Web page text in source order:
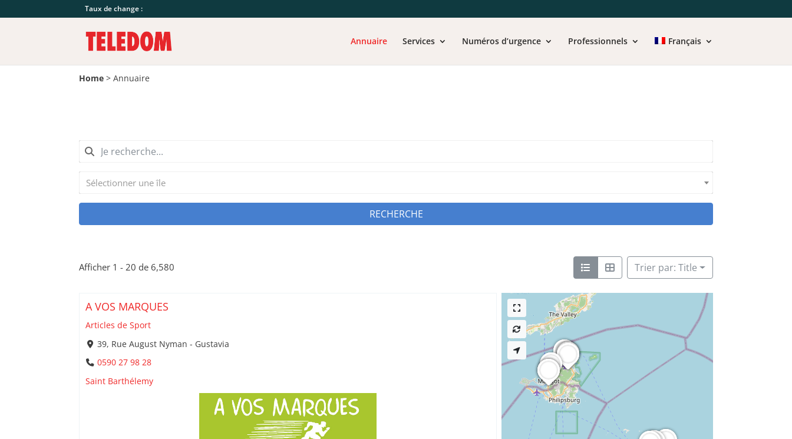
Taux de change :
Annuaire Services Numéros d’urgence Professionnels Français
Home >Annuaire
Sélectionner une île
RECHERCHE
Afficher 1 - 20 de 6,580 Trier par: Title
A VOS MARQUES
Articles de Sport
39, Rue August Nyman - Gustavia
0590 27 98 28
Saint Barthélemy